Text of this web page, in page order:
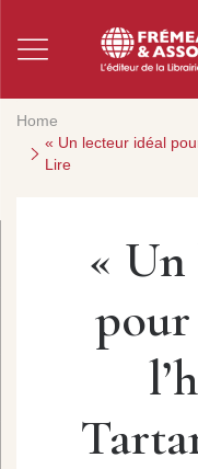
Home
« Un lecteur idéal
Lire
«